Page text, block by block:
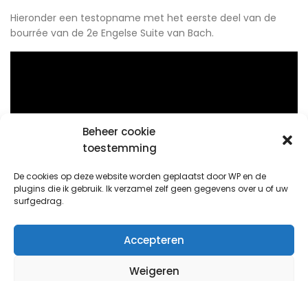
Beheer cookie
toestemming
De cookies op deze website worden geplaatst door WP en de
plugins die ik gebruik. Ik verzamel zelf geen gegevens over u of uw
surfgedrag.
Accepteren
Weigeren
Hieronder een testopname met het eerste deel van de
bourrée van de 2e Engelse Suite van Bach.